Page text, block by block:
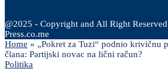
@2025 - Copyright and All Right Reserved
Press.co.me
Home » „Pokret za Tuzi“ podnio krivičnu
člana: Partijski novac na lični račun?
Politika